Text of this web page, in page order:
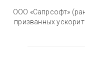
ООО «Сапрсофт»
призванных